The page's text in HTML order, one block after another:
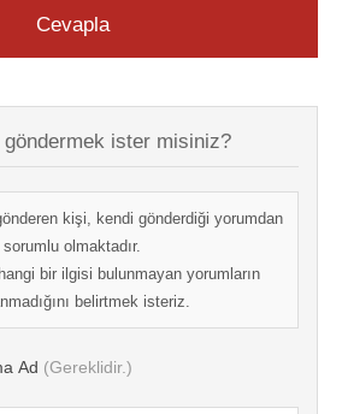
Cevapla
göndermek ister misiniz?
kişi, kendi gönderdiği yorumdan
sorumlu olmaktadır.
bir ilgisi bulunmayan yorumların
belirtmek isteriz.
Ad (Gereklidir.)